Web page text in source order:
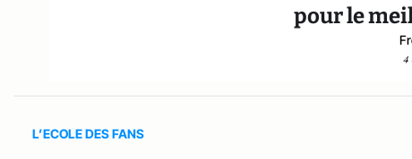
pour le
4
L’ECOLE DES FANS